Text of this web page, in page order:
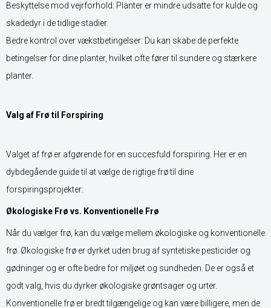
Beskyttelse mod vejrforhold: Planter er mindre udsatte for kulde og
skadedyr i de tidlige stadier.
Bedre kontrol over vækstbetingelser: Du kan skabe de perfekte
betingelser for dine planter, hvilket ofte fører til sundere og stærkere
planter.
Valg af Frø til Forspiring
Valget af frø er afgørende for en succesfuld forspiring. Her er en
dybdegående guide til at vælge de rigtige frø til dine
forspiringsprojekter:
Økologiske Frø vs. Konventionelle Frø
Når du vælger frø, kan du vælge mellem økologiske og konventionelle
frø. Økologiske frø er dyrket uden brug af syntetiske pesticider og
gødninger og er ofte bedre for miljøet og sundheden. De er også et
godt valg, hvis du dyrker økologiske grøntsager og urter.
Konventionelle frø er bredt tilgængelige og kan være billigere, men de